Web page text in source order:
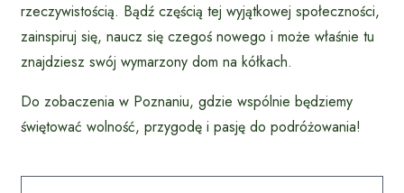
rzeczywistością. Bądź częścią tej wyjątkowej społeczności,
zainspiruj się, naucz się czegoś nowego i może właśnie tu
znajdziesz swój wymarzony dom na kółkach.
Do zobaczenia w Poznaniu, gdzie wspólnie będziemy
świętować wolność, przygodę i pasję do podróżowania!